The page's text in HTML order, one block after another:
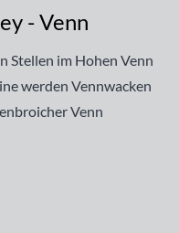
- Venn
Stellen im Hohen Venn
werden Vennwacken
Venn